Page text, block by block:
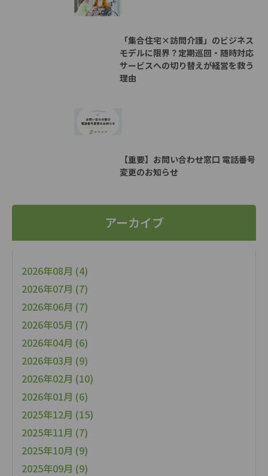
「集合住宅×訪問介護」のビジネス
モデルに限界？定期巡回・随時対応
サービスへの切り替えが経営を救う
理由
【重要】お問い合わせ窓口 電話番号
変更のお知らせ
アーカイブ
2026年08月 (4)
2026年07月 (7)
2026年06月 (7)
2026年05月 (7)
2026年04月 (6)
2026年03月 (9)
2026年02月 (10)
2026年01月 (6)
2025年12月 (15)
2025年11月 (7)
2025年10月 (9)
2025年09月 (9)